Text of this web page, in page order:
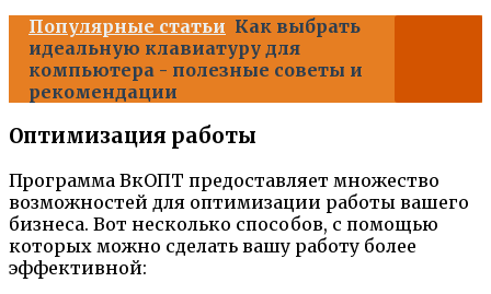
Популярные статьи Как выбрать
идеальную клавиатуру для
компьютера - полезные советы и
рекомендации
Оптимизация работы
Программа ВкОПТ предоставляет множество
возможностей для оптимизации работы вашего
бизнеса. Вот несколько способов, с помощью
которых можно сделать вашу работу более
эффективной: